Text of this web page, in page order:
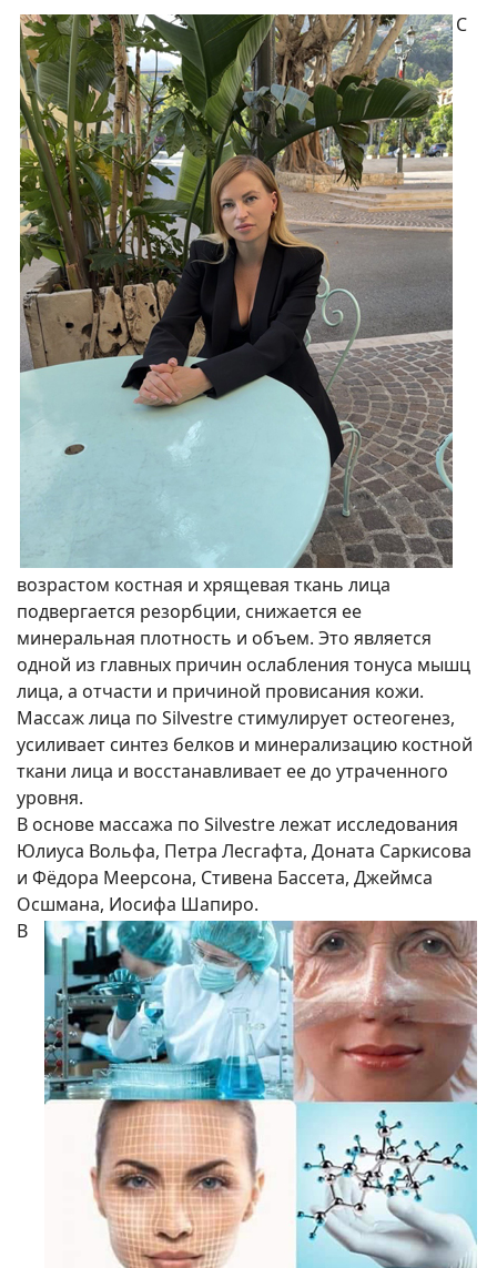
С
возрастом костная и хрящевая ткань лица
подвергается резорбции, снижается ее
минеральная плотность и объем. Это является
одной из главных причин ослабления тонуса мышц
лица, а отчасти и причиной провисания кожи.
Массаж лица по Silvestre стимулирует остеогенез,
усиливает синтез белков и минерализацию костной
ткани лица и восстанавливает ее до утраченного
уровня.
В основе массажа по Silvestre лежат исследования
Юлиуса Вольфа, Петра Лесгафта, Доната Саркисова
и Фёдора Меерсона, Стивена Бассета, Джеймса
Осшмана, Иосифа Шапиро.
В